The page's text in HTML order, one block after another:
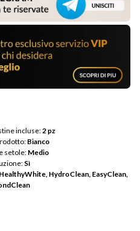
incluse: 2 pz
Bianco
setole: Medio
Sì
HydroClean, EasyClean,